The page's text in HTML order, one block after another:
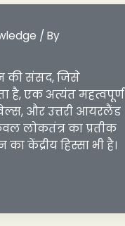
/ By
की संसद, जिसे
है, एक अत्यंत महत्वपूर्ण
और उत्तरी आयरलैंड
लोकतंत्र का प्रतीक
केंद्रीय हिस्सा भी है।